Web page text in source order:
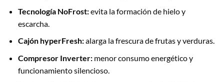
Tecnología NoFrost:evita la formación de hielo y
escarcha.
Cajón hyperFresh:alarga la frescura de frutas y verduras.
Compresor Inverter:menor consumo energético y
funcionamiento silencioso.